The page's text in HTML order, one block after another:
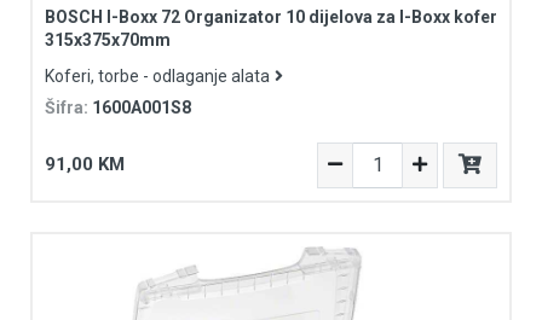
BOSCH I-Boxx 72 Organizator 10 dijelova za I-Boxx kofer
315x375x70mm
Koferi, torbe - odlaganje alata
Šifra: 1600A001S8
91,00 KM